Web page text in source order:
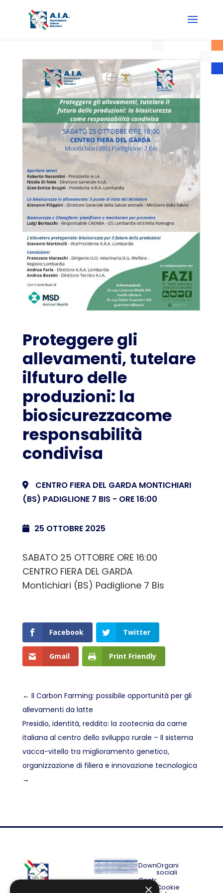
Proteggere gli
allevamenti, tutelare
ilfuturo delle
produzioni: la
biosicurezzacome
responsabilità
condivisa
CENTRO FIERA DEL GARDA MONTICHIARI
(BS) PADIGLIONE 7 BIS - ORE 16:00
25 OTTOBRE 2025
SABATO 25 OTTOBRE ORE 16:00
CENTRO FIERA DEL GARDA
Montichiari (BS) Padiglione 7 Bis
Facebook Twitter
Gmail Print Friendly
← Il Carbon Farming: possibile opportunità per gli
allevamenti da latte
Presidio, identità, reddito: la zootecnia da carne
italiana al centro dello sviluppo rurale – Il sistema
vacca-vitello tra miglioramento genetico,
organizzazione di filiera e innovazione tecnologica
→
Download
Contatti
Organi
sociali
Cookie
×